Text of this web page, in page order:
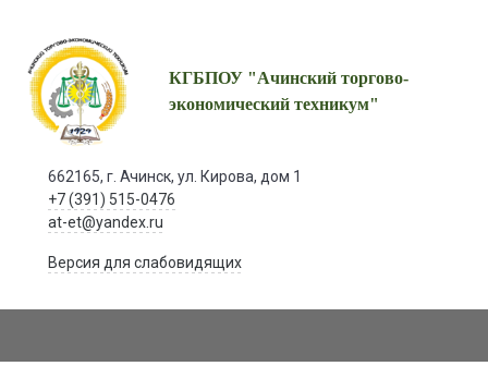
КГБПОУ "Ачинский торгово-
экономический техникум"
662165, г. Ачинск, ул. Кирова, дом 1
+7 (391) 515-0476
at-et@yandex.ru
Версия для слабовидящих